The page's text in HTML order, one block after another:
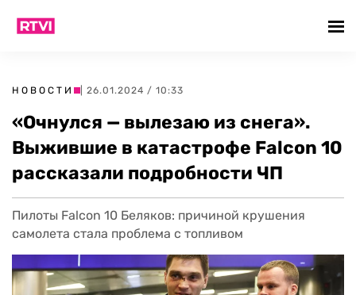
НОВОСТИ | 26.01.2024 / 10:33
«Очнулся — вылезаю из снега».
Выжившие в катастрофе Falcon 10
рассказали подробности ЧП
Пилоты Falcon 10 Беляков: причиной крушения
самолета стала проблема с топливом